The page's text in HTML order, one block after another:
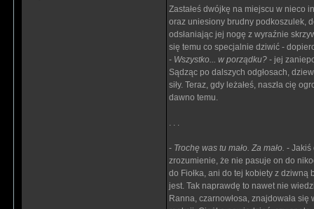
Zastałeś dwójkę na miejscu w nieco
oraz uniesiony brudny podkoszulek,
odsłaniając jej nogę z wyraźnie
się temu co specjalnie dziwić -
- Wszystko... w porządku? - jej
Sądząc po dalszych odgłosach,
siły. Teraz, gdy leżałeś, naszła cię
dawno temu.
. . .
- Trochę was tu mało. Za mało. - Jakiś
zrozumienie, że nie pasuje on do
do Fiołka, ani do tej kobiety z dziwną
jest. Tak naprawdę to nawet nie
Ranna, czarnowłosa, znajdowała